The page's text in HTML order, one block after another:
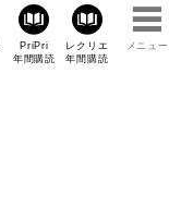
PriPri
年間購読
レクリエ
年間購読
メニュー